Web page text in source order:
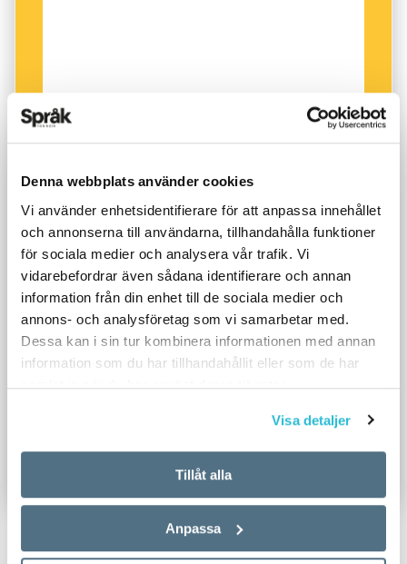
Denna webbplats använder cookies
Vi använder enhetsidentifierare för att anpassa innehållet
och annonserna till användarna, tillhandahålla funktioner
för sociala medier och analysera vår trafik. Vi
vidarebefordrar även sådana identifierare och annan
information från din enhet till de sociala medier och
annons- och analysföretag som vi samarbetar med.
Dessa kan i sin tur kombinera informationen med annan
information som du har tillhandahållit eller som de har
samlat in när du har använt deras tjänster.
Visa detaljer
Tillåt alla
Anpassa